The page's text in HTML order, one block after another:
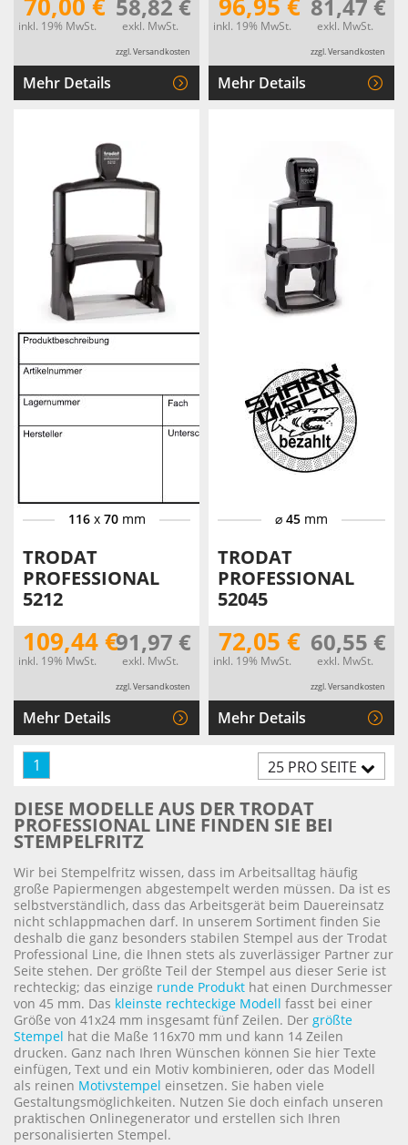
inkl. 19% MwSt.
58,82 €
exkl. MwSt.
zzgl. Versandkosten
Mehr Details
inkl. 19% MwSt.
81,47 €
exkl. MwSt.
zzgl. Versandkosten
Mehr Details
116x 70mm
TRODAT
PROFESSIONAL
5212
109,44 €
inkl. 19% MwSt.
91,97 €
exkl. MwSt.
zzgl. Versandkosten
Mehr Details
⌀ 45 mm
TRODAT
PROFESSIONAL
52045
72,05 €
inkl. 19% MwSt.
60,55 €
exkl. MwSt.
zzgl. Versandkosten
Mehr Details
25 PRO SEITE
1
DIESE MODELLE AUS DER TRODAT
PROFESSIONAL LINE FINDEN SIE BEI
STEMPELFRITZ
Wir bei Stempelfritz wissen, dass im Arbeitsalltag häufig
große Papiermengen abgestempelt werden müssen. Da ist es
selbstverständlich, dass das Arbeitsgerät beim Dauereinsatz
nicht schlappmachen darf. In unserem Sortiment finden Sie
deshalb die ganz besonders stabilen Stempel aus der Trodat
Professional Line, die Ihnen stets als zuverlässiger Partner zur
Seite stehen. Der größte Teil der Stempel aus dieser Serie ist
rechteckig; das einzige runde Produkt hat einen Durchmesser
von 45 mm. Das kleinste rechteckige Modell fasst bei einer
Größe von 41x24 mm insgesamt fünf Zeilen. Der größte
Stempel hat die Maße 116x70 mm und kann 14 Zeilen
drucken. Ganz nach Ihren Wünschen können Sie hier Texte
einfügen, Text und ein Motiv kombinieren, oder das Modell
als reinen Motivstempel einsetzen. Sie haben viele
Gestaltungsmöglichkeiten. Nutzen Sie doch einfach unseren
praktischen Onlinegenerator und erstellen sich Ihren
personalisierten Stempel.